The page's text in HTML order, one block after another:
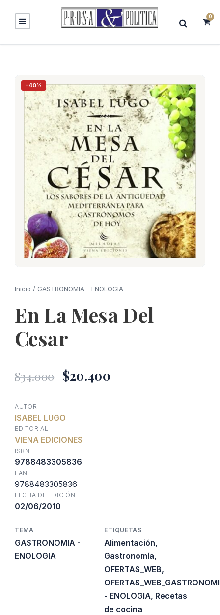
0
-40%
Inicio / GASTRONOMIA - ENOLOGIA
En La Mesa Del
Cesar
$34.000 El
original
era:
$34.000.
$20.400
AUTOR
ISABEL LUGO
EDITORIAL
VIENA EDICIONES
ISBN
9788483305836
EAN
9788483305836
FECHA DE EDICIÓN
02/06/2010
TEMA
GASTRONOMIA -
ENOLOGIA
ETIQUETAS
Alimentación,
Gastronomía,
OFERTAS_WEB,
- ENOLOGIA, Recetas
de cocina